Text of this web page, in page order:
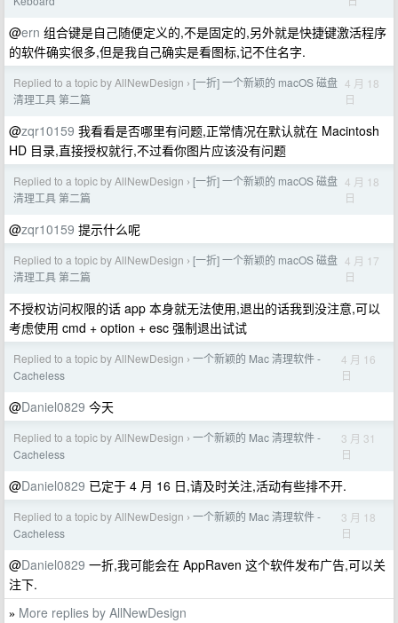
@ern 组合键是自己随便定义的,不是固定的,另外就是快捷键激活程序
的软件确实很多,但是我自己确实是看图标,记不住名字.
Replied to a topic by AllNewDesign › [一折] 一个新颖的 macOS 磁盘
清理工具 第二篇
4 月 18
日
@zqr10159 我看看是否哪里有问题,正常情况在默认就在 Macintosh
HD 目录,直接授权就行,不过看你图片应该没有问题
Replied to a topic by AllNewDesign › [一折] 一个新颖的 macOS 磁盘
清理工具 第二篇
4 月 18
日
@zqr10159 提示什么呢
Replied to a topic by AllNewDesign › [一折] 一个新颖的 macOS 磁盘
清理工具 第二篇
4 月 17
日
不授权访问权限的话 app 本身就无法使用,退出的话我到没注意,可以
考虑使用 cmd + option + esc 强制退出试试
Replied to a topic by AllNewDesign › 一个新颖的 Mac 清理软件 -
Cacheless
4 月 16
日
@Daniel0829 今天
Replied to a topic by AllNewDesign › 一个新颖的 Mac 清理软件 -
Cacheless
3 月 31
日
@Daniel0829 已定于 4 月 16 日,请及时关注,活动有些排不开.
Replied to a topic by AllNewDesign › 一个新颖的 Mac 清理软件 -
Cacheless
3 月 18
日
@Daniel0829 一折,我可能会在 AppRaven 这个软件发布广告,可以关
注下.
» More replies by AllNewDesign